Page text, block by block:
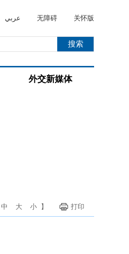
عربي 无障碍 关怀版
外交新媒体
中 大 小 】 打印